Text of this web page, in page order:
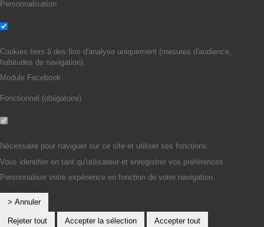
Personnalisation
Cookies tiers à des fins d'analyse uniquement (mesures d'audience,
habitudes de navigation).
Module Facebook
Fonctionnel (obligatoire)
Nécessaire pour naviguer sur ce site et utiliser ses fonctions.
Vous identifier en tant qu'utilisateur et enregistrer vos préférences.
Personnaliser votre expérience en fonction de votre navigation.
> Annuler
Rejeter tout Accepter la sélection Accepter tout